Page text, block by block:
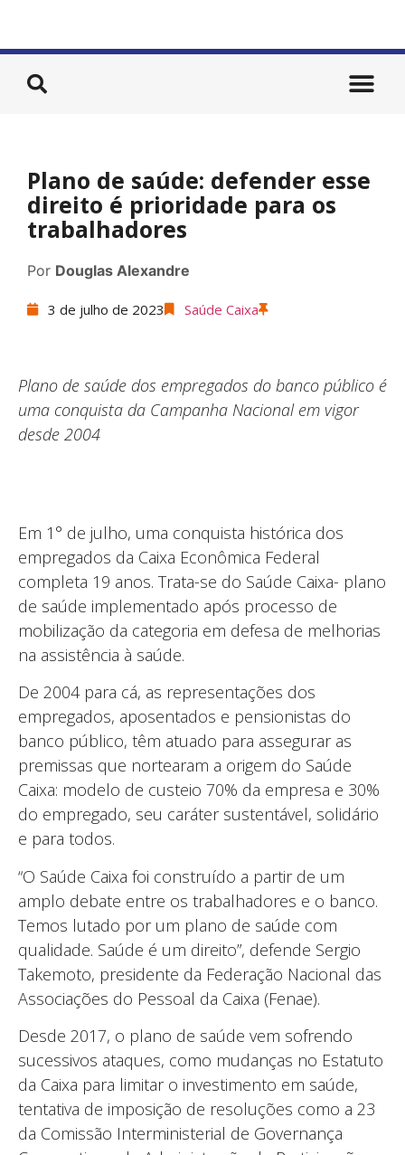
Plano de saúde: defender esse
direito é prioridade para os
trabalhadores
Por Douglas Alexandre
3 de julho de 2023 Saúde Caixa
Plano de saúde dos empregados do banco público é
uma conquista da Campanha Nacional em vigor
desde 2004
Em 1° de julho, uma conquista histórica dos
empregados da Caixa Econômica Federal
completa 19 anos. Trata-se do Saúde Caixa- plano
de saúde implementado após processo de
mobilização da categoria em defesa de melhorias
na assistência à saúde.
De 2004 para cá, as representações dos
empregados, aposentados e pensionistas do
banco público, têm atuado para assegurar as
premissas que nortearam a origem do Saúde
Caixa: modelo de custeio 70% da empresa e 30%
do empregado, seu caráter sustentável, solidário
e para todos.
“O Saúde Caixa foi construído a partir de um
amplo debate entre os trabalhadores e o banco.
Temos lutado por um plano de saúde com
qualidade. Saúde é um direito”, defende Sergio
Takemoto, presidente da Federação Nacional das
Associações do Pessoal da Caixa (Fenae).
Desde 2017, o plano de saúde vem sofrendo
sucessivos ataques, como mudanças no Estatuto
da Caixa para limitar o investimento em saúde,
tentativa de imposição de resoluções como a 23
da Comissão Interministerial de Governança